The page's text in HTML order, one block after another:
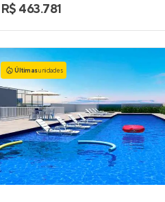
R$ 463.781
Últimasunidades